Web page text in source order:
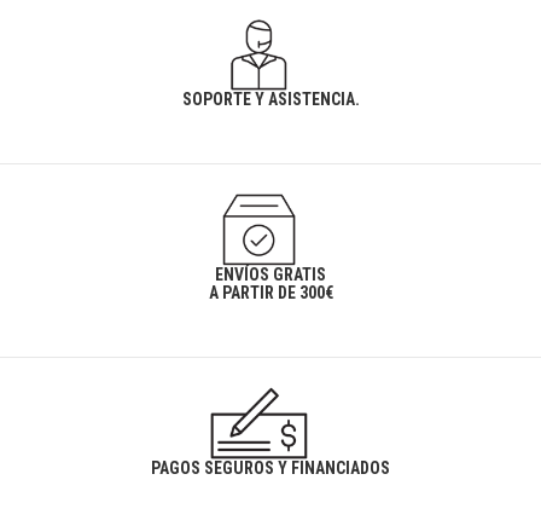
SOPORTE Y ASISTENCIA.
ENVÍOS GRATIS
A PARTIR DE 300€
PAGOS SEGUROS Y FINANCIADOS